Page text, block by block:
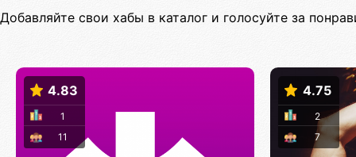
Добавляйте свои хабы в каталог и голосуйте за
4.83
11
1
4.75
7
2